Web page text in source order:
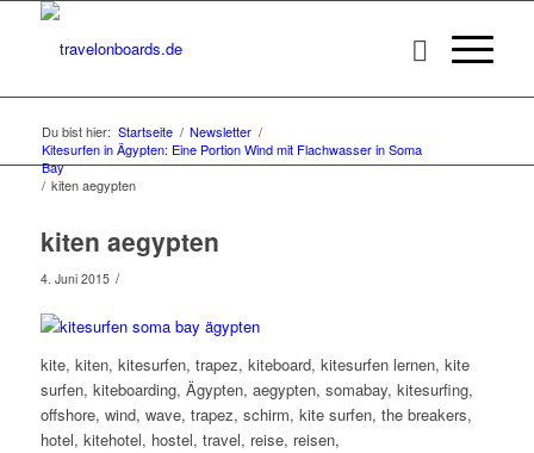
Du bist hier: Startseite / Newsletter /
Kitesurfen in Ägypten: Eine Portion Wind mit Flachwasser in Soma
Bay
/ kiten aegypten
kiten aegypten
4. Juni 2015 /
kite, kiten, kitesurfen, trapez, kiteboard, kitesurfen lernen, kite
surfen, kiteboarding, Ägypten, aegypten, somabay, kitesurfing,
offshore, wind, wave, trapez, schirm, kite surfen, the breakers,
hotel, kitehotel, hostel, travel, reise, reisen,